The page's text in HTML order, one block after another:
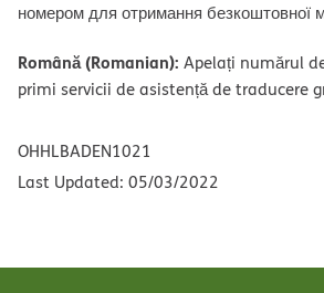
номером для отримання безкоштовної
Română (Romanian): Apelați numărul
primi servicii de asistență de traducere
OHHLBADEN1021
Last Updated: 05/03/2022